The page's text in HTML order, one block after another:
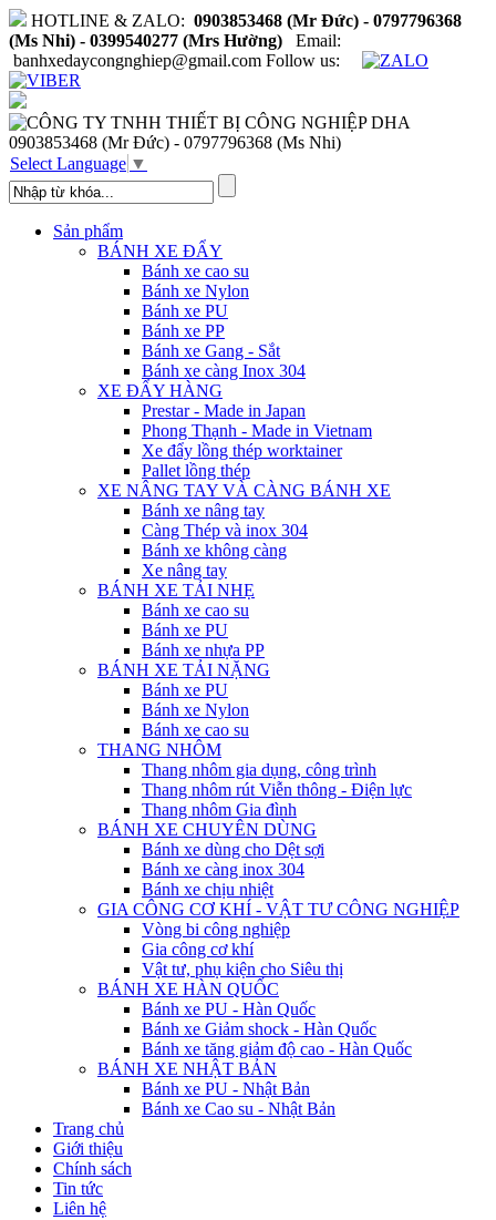
HOTLINE & ZALO: 0903853468 (Mr Đức) - 0797796368
(Ms Nhi) - 0399540277 (Mrs Hường)
Email:
banhxedaycongnghiep@gmail.com Follow us:
0903853468 (Mr Đức) - 0797796368 (Ms Nhi)
Select Language ▼
Sản phẩm
BÁNH XE ĐẨY
Bánh xe cao su
Bánh xe Nylon
Bánh xe PU
Bánh xe PP
Bánh xe Gang - Sắt
Bánh xe càng Inox 304
XE ĐẨY HÀNG
Prestar - Made in Japan
Phong Thạnh - Made in Vietnam
Xe đẩy lồng thép worktainer
Pallet lồng thép
XE NÂNG TAY VÀ CÀNG BÁNH XE
Bánh xe nâng tay
Càng Thép và inox 304
Bánh xe không càng
Xe nâng tay
BÁNH XE TẢI NHẸ
Bánh xe cao su
Bánh xe PU
Bánh xe nhựa PP
BÁNH XE TẢI NẶNG
Bánh xe PU
Bánh xe Nylon
Bánh xe cao su
THANG NHÔM
Thang nhôm gia dụng, công trình
Thang nhôm rút Viễn thông - Điện lực
Thang nhôm Gia đình
BÁNH XE CHUYÊN DÙNG
Bánh xe dùng cho Dệt sợi
Bánh xe càng inox 304
Bánh xe chịu nhiệt
GIA CÔNG CƠ KHÍ - VẬT TƯ CÔNG NGHIỆP
Vòng bi công nghiệp
Gia công cơ khí
Vật tư, phụ kiện cho Siêu thị
BÁNH XE HÀN QUỐC
Bánh xe PU - Hàn Quốc
Bánh xe Giảm shock - Hàn Quốc
Bánh xe tăng giảm độ cao - Hàn Quốc
BÁNH XE NHẬT BẢN
Bánh xe PU - Nhật Bản
Bánh xe Cao su - Nhật Bản
Trang chủ
Giới thiệu
Chính sách
Tin tức
Liên hệ